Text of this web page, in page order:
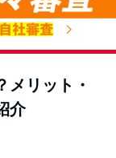
メリット・
介